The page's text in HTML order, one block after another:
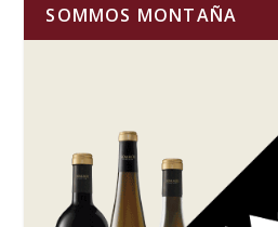
SOMMOS MONTAÑA